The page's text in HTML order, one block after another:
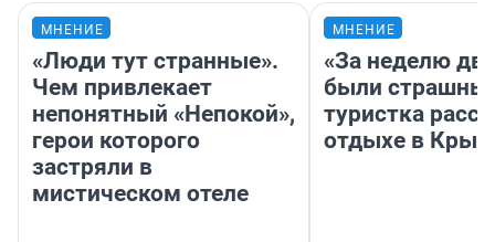
МНЕНИЕ
«Люди тут странные».
Чем привлекает
непонятный «Непокой»,
герои которого
застряли в
мистическом отеле
МНЕНИЕ
«За неделю
были
туристка
отдыхе в